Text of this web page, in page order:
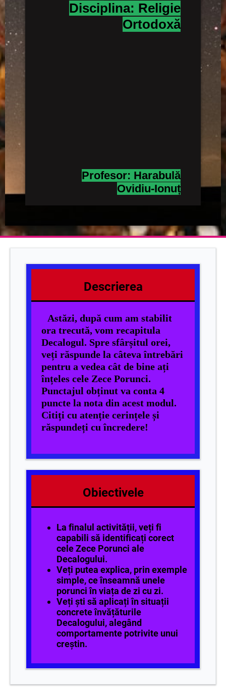
Disciplina: Religie
Ortodoxă
Profesor: Harabulă
Ovidiu-Ionuț
Descrierea
Astăzi, după cum am stabilit
ora trecută, vom recapitula
Decalogul. Spre sfârșitul orei,
veți răspunde la câteva întrebări
pentru a vedea cât de bine ați
înțeles cele Zece Porunci.
Punctajul obținut va conta 4
puncte la nota din acest modul.
Citiți cu atenție cerințele și
răspundeți cu încredere!
Obiectivele
La finalul activității, veți fi
capabili să identificați corect
cele Zece Porunci ale
Decalogului.
Veți putea explica, prin exemple
simple, ce înseamnă unele
porunci în viața de zi cu zi.
Veți ști să aplicați în situații
concrete învățăturile
Decalogului, alegând
comportamente potrivite unui
creștin.